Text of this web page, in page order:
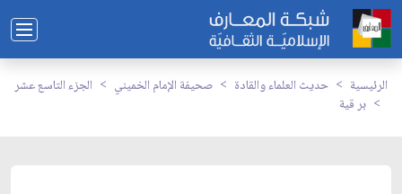
الرئيسية حديث العلماء والقادة صحيفة الإمام الخميني
الجزء التاسع عشر
بر قية